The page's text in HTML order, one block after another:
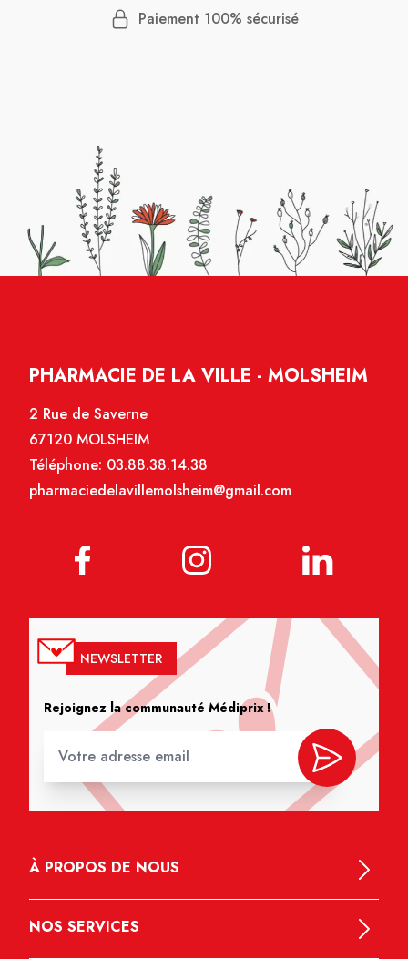
Paiement 100% sécurisé
PHARMACIE DE LA VILLE - MOLSHEIM
2 Rue de Saverne
67120 MOLSHEIM
Téléphone: 03.88.38.14.38
pharmaciedelavillemolsheim@gmail.com
NEWSLETTER
Rejoignez la communauté Médiprix !
À PROPOS DE NOUS
NOS SERVICES